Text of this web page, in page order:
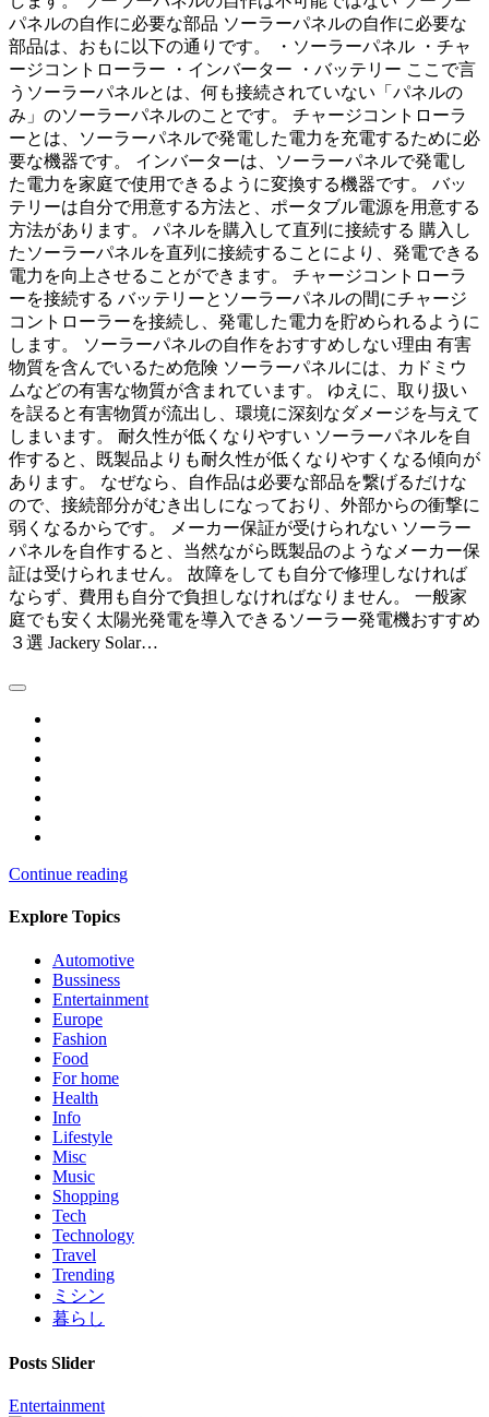
パネルの自作に必要な部品 ソーラーパネルの自作に必要な
部品は、おもに以下の通りです。 ・ソーラーパネル ・チャ
ージコントローラー ・インバーター ・バッテリー ここで言
うソーラーパネルとは、何も接続されていない「パネルの
み」のソーラーパネルのことです。 チャージコントローラ
ーとは、ソーラーパネルで発電した電力を充電するために必
要な機器です。 インバーターは、ソーラーパネルで発電し
た電力を家庭で使用できるように変換する機器です。 バッ
テリーは自分で用意する方法と、ポータブル電源を用意する
方法があります。 パネルを購入して直列に接続する 購入し
たソーラーパネルを直列に接続することにより、発電できる
電力を向上させることができます。 チャージコントローラ
ーを接続する バッテリーとソーラーパネルの間にチャージ
コントローラーを接続し、発電した電力を貯められるように
します。 ソーラーパネルの自作をおすすめしない理由 有害
物質を含んでいるため危険 ソーラーパネルには、カドミウ
ムなどの有害な物質が含まれています。 ゆえに、取り扱い
を誤ると有害物質が流出し、環境に深刻なダメージを与えて
しまいます。 耐久性が低くなりやすい ソーラーパネルを自
作すると、既製品よりも耐久性が低くなりやすくなる傾向が
あります。 なぜなら、自作品は必要な部品を繋げるだけな
ので、接続部分がむき出しになっており、外部からの衝撃に
弱くなるからです。 メーカー保証が受けられない ソーラー
パネルを自作すると、当然ながら既製品のようなメーカー保
証は受けられません。 故障をしても自分で修理しなければ
ならず、費用も自分で負担しなければなりません。 一般家
庭でも安く太陽光発電を導入できるソーラー発電機おすすめ
３選 Jackery Solar…
Continue reading
Explore Topics
Automotive
Bussiness
Entertainment
Europe
Fashion
Food
For home
Health
Info
Lifestyle
Misc
Music
Shopping
Tech
Technology
Travel
Trending
ミシン
暮らし
Posts Slider
Entertainment